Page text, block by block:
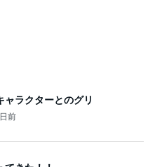
ャラクターとのグリ
前